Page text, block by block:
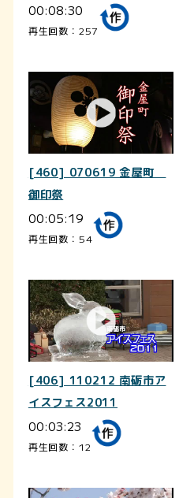
00:08:30
再生回数：257
[460] 070619 金屋町
御印祭
00:05:19
再生回数：54
[406] 110212 南砺市ア
イスフェス2011
00:03:23
再生回数：12